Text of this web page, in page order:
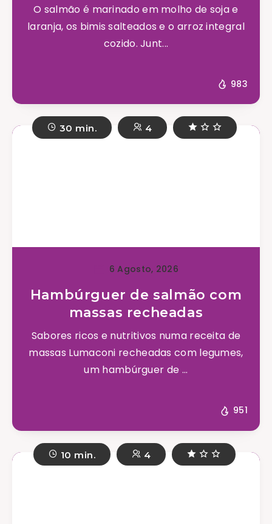
O salmão é marinado em molho de soja e
laranja, os bimis salteados e o arroz integral
cozido. Junt...
983
30 min. 4
6 Agosto, 2026
Hambúrguer de salmão com
massas recheadas
Sabores ricos e nutritivos numa receita de
massas Lumaconi recheadas com legumes,
um hambúrguer de ...
951
10 min. 4